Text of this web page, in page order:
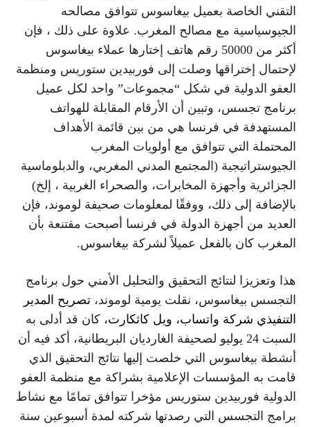
التقني الخاصة بعميل بيغاسوس تتوافق مصالحه
الجيوسياسية مع مصالح المغرب. علاوة على ذلك ، فإن
أكثر من 50000 رقم هاتف إختارها عملاء بيغاسوس
لإحتمال إختراقها وصلت إلى فوربيدين ستوريس ومنظمة
العفو الدولية في شكل “مجموعات” واحد لكل عميل
برنامج تجسس، وتبين أن الأرقام المقابلة للهواتف
المستهدفة في فرنسا هي من بين قائمة الأهداف
المحتملة التي تتوافق مع أولويات المغرب
الجيوستراتيجية (المجتمع المدني المغربي، والدبلوماسية
الجزائرية وأجهزة المخابرات، والصحراء الغربية ، إلخ)
بالإضافة إلى ذلك، ووفقًا لمعلومات صحيفة لوموند، فإن
العديد من أجهزة الدولة في فرنسا أصبحت مقتنعة بأن
المغرب كان بالفعل عميلاً لشركة بيغاسوس.
هذا وتعزيزا لنتائج التحقيق والتحليل الأمني حول برنامج
التجسس بيغاسوس، نقلت يومية لوموند، تصريح المدير
التنفيذي شركة واتساب، ويل كاثكارت، كان قد أدلى به
السبت 24 يوليو لصحيفة الغارديان البريطانية، أكد فيه أن
أنشطة بيغاسوس التي خلصت إليها نتائج التحقيق الذي
قامت به المؤسسات الإعلامية بشراكة مع منظمة العفو
الدولية فوربيدين ستوريس مؤخرا تتوافق تمامًا مع نشاط
برامج التجسس التي رصدتها شركته لمدة أسبوعين سنة